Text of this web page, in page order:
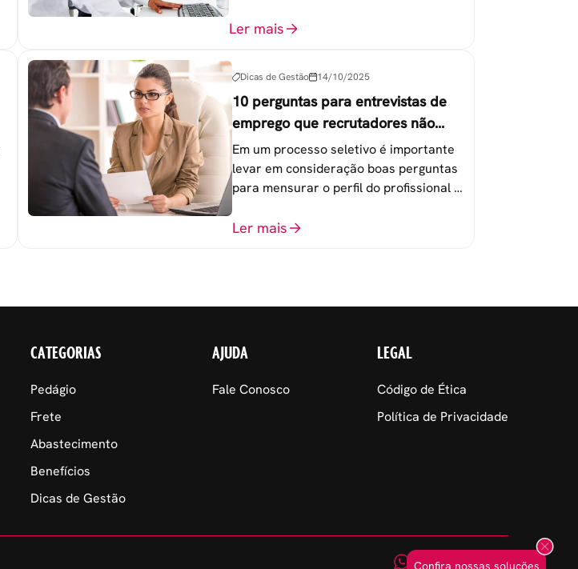
Confira nossas soluções
chamada Geração Y.
Ler mais
Dicas de Gestão 14/10/2025
10 perguntas para entrevistas de
emprego que recrutadores não
devem fazer
Em um processo seletivo é importante
levar em consideração boas perguntas
para mensurar o perfil do profissional e
Ler mais
CATEGORIAS
Pedágio
Frete
Abastecimento
Benefícios
Dicas de Gestão
AJUDA
Fale Conosco
LEGAL
Código de Ética
Política de Privacidade